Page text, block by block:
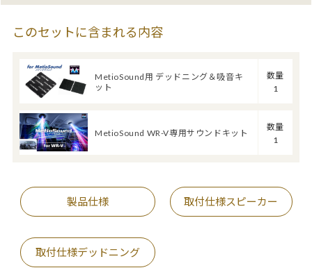
このセットに含まれる内容
MetioSound用 デッドニング＆吸音キ
ット
数量
1
MetioSound WR-V専用サウンドキット
数量
1
製品仕様 取付仕様スピーカー
取付仕様デッドニング